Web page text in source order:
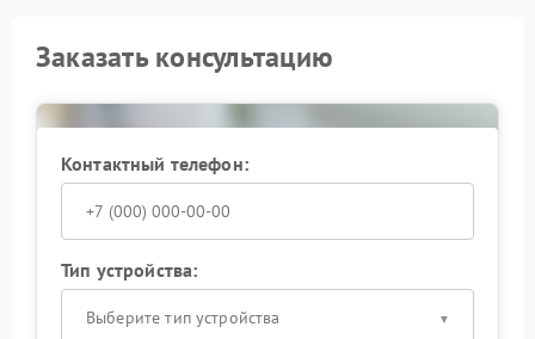
Заказать консультацию
Контактный телефон:
Тип устройства:
Выберите тип устройства